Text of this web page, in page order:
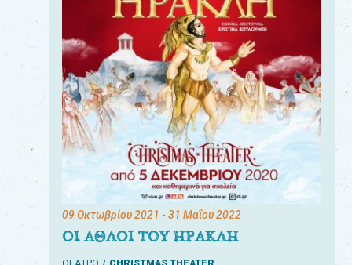
09 Οκτωβρίου 2021 - 31 Μαΐου 2022
ΟΙ ΑΘΛΟΙ ΤΟΥ ΗΡΑΚΛΗ